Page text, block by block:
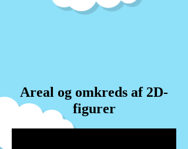
Areal og omkreds af 2D-
figurer